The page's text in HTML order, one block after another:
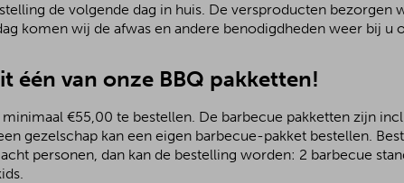
de volgende dag in huis. De versproducten bezorgen
komen wij de afwas en andere benodigdheden weer bij u
één van onze BBQ pakketten!
€55,00 te bestellen. De barbecue pakketten zijn
gezelschap kan een eigen barbecue-pakket bestellen.
personen, dan kan de bestelling worden: 2 barbecue